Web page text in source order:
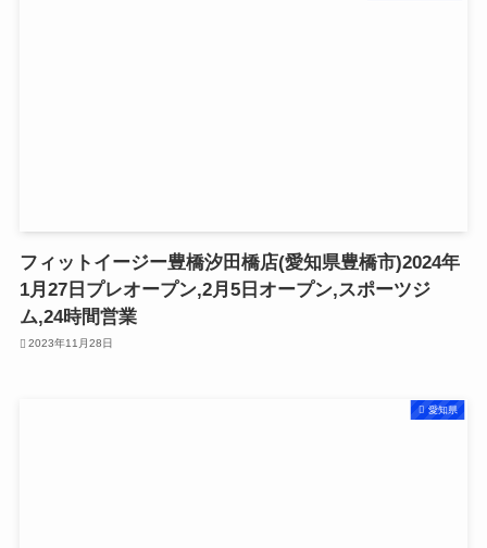
フィットイージー豊橋汐田橋店(愛知県豊橋市)2024年
1月27日プレオープン,2月5日オープン,スポーツジ
ム,24時間営業
2023年11月28日
愛知県